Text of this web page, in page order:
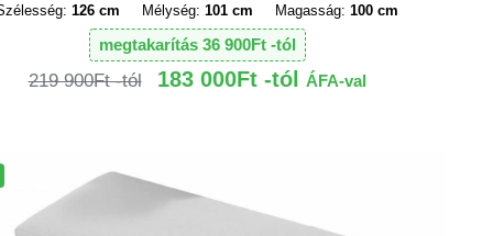
126 cm Mélység: 101 cm Magasság: 100 cm
megtakarítás 36 900Ft
219 900Ft 183 000Ft ÁFA-val